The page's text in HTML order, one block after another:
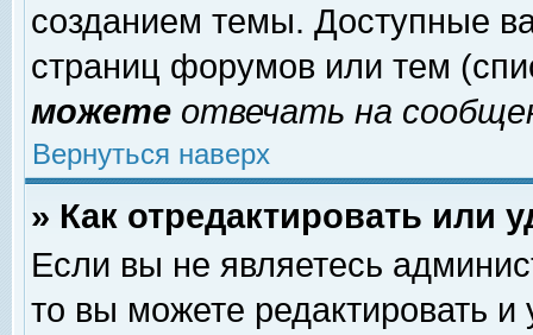
созданием темы. Доступные
страниц форумов или тем
можете отвечать на
Вернуться наверх
» Как отредактировать или
Если вы не являетесь
то вы можете редактировать и